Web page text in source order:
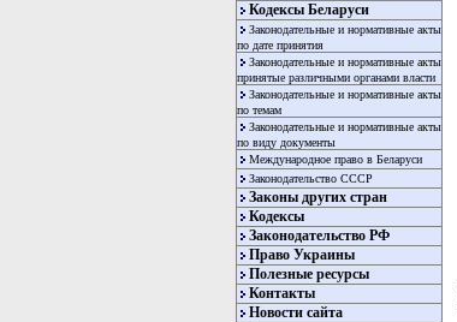
Кодексы Беларуси
Законодательные и нормативные акты
по дате принятия
Законодательные и нормативные акты
принятые различными органами власти
Законодательные и нормативные акты
по темам
Законодательные и нормативные акты
по виду документы
Международное право в Беларуси
Законодательство СССР
Законы других стран
Кодексы
Законодательство РФ
Право Украины
Полезные ресурсы
Контакты
Новости сайта